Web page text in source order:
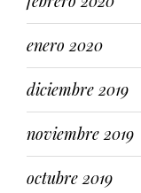
enero 2020
diciembre 2019
noviembre 2019
octubre 2019